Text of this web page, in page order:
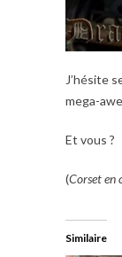
J’hésite
mega-
Et vous ?
(Corset en
Similaire